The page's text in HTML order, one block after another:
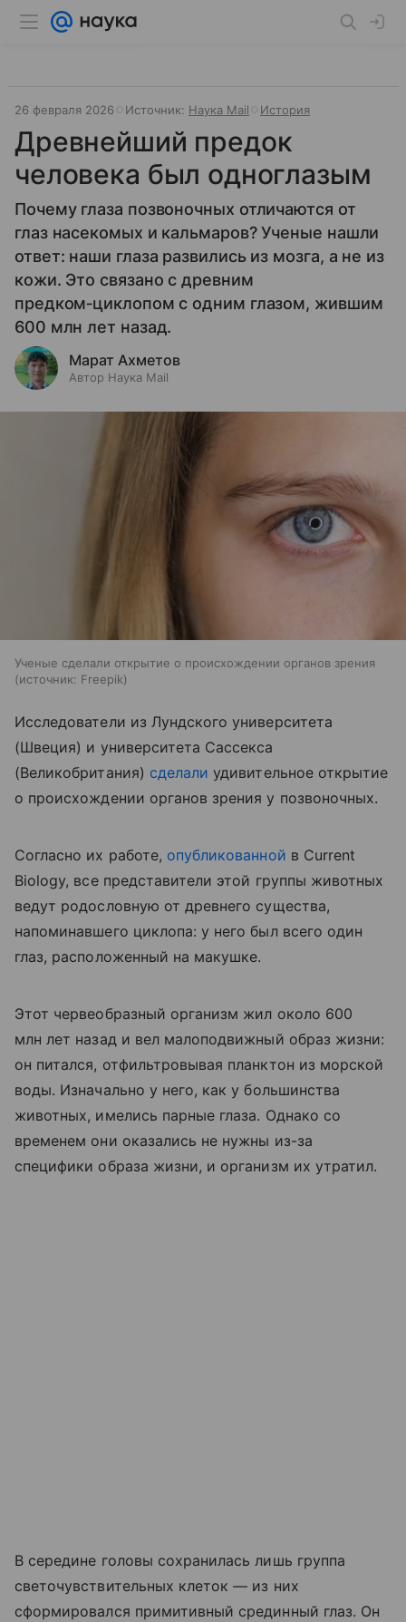
26 февраля 2026 Источник: Наука Mail История
Древнейший предок
человека был одноглазым
Почему глаза позвоночных отличаются от
глаз насекомых и кальмаров? Ученые нашли
ответ: наши глаза развились из мозга, а не из
кожи. Это связано с древним
предком‑циклопом с одним глазом, жившим
600 млн лет назад.
Марат Ахметов
Автор Наука Mail
Ученые сделали открытие о происхождении органов зрения
источник: Freepik
Исследователи из Лундского университета
(Швеция) и университета Сассекса
(Великобритания) сделали удивительное открытие
о происхождении органов зрения у позвоночных.
Согласно их работе, опубликованной в Current
Biology, все представители этой группы животных
ведут родословную от древнего существа,
напоминавшего циклопа: у него был всего один
глаз, расположенный на макушке.
Этот червеобразный организм жил около 600
млн лет назад и вел малоподвижный образ жизни:
он питался, отфильтровывая планктон из морской
воды. Изначально у него, как у большинства
животных, имелись парные глаза. Однако со
временем они оказались не нужны из-за
специфики образа жизни, и организм их утратил.
В середине головы сохранилась лишь группа
светочувствительных клеток— из них
сформировался примитивный срединный глаз. Он